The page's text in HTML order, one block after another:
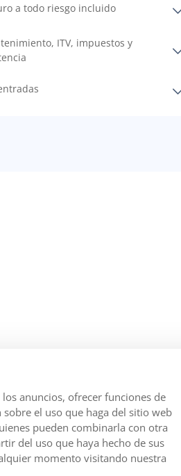
a todo riesgo incluido
ITV, impuestos y
¿Necesitas ayuda?
anuncios, ofrecer funciones de
el uso que haga del sitio web
pueden combinarla con otra
del uso que haya hecho de sus
momento visitando nuestra